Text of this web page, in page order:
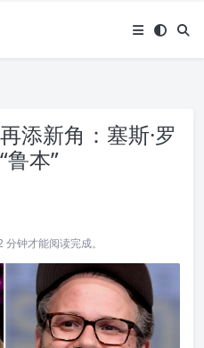
添新角：塞斯·罗
本”
钟才能阅读完成。